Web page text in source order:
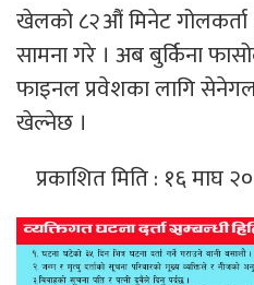
खेलको ८२औं मिनेट गोलकर्ता
सामना गरे । अब बुर्किना
फाइनल प्रवेशका लागि
खेल्नेछ ।
प्रकाशित मिति : १६ माघ